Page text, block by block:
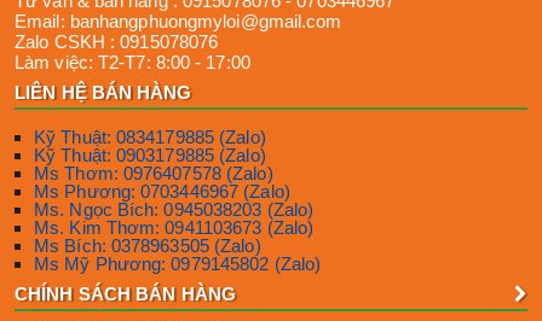
Email: banhangphuongmyloi@gmail.com
Zalo CSKH :0915078076
Làm việc: T2-T7: 8:00 - 17:00
LIÊN HỆ BÁN HÀNG
Kỹ Thuật: 0834179885 (Zalo)
Kỹ Thuật: 0903179885 (Zalo)
Ms Thơm: 0976407578 (Zalo)
Ms Phương: 0703446967 (Zalo)
Ms. Ngọc Bích: 0945038203 (Zalo)
Ms. Kim Thơm: 0941103673 (Zalo)
Ms Bích: 0378963505 (Zalo)
Ms Mỹ Phương: 0979145802 (Zalo)
CHÍNH SÁCH BÁN HÀNG